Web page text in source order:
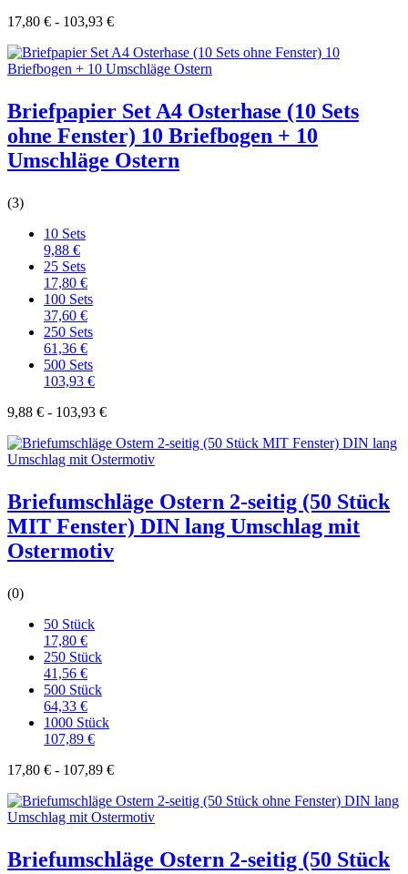
17,80 € - 103,93 €
Briefpapier Set A4 Osterhase (10 Sets
ohne Fenster) 10 Briefbogen + 10
Umschläge Ostern
(3)
10 Sets
9,88 €
25 Sets
17,80 €
100 Sets
37,60 €
250 Sets
61,36 €
500 Sets
103,93 €
9,88 € - 103,93 €
Briefumschläge Ostern 2-seitig (50 Stück
MIT Fenster) DIN lang Umschlag mit
Ostermotiv
(0)
50 Stück
17,80 €
250 Stück
41,56 €
500 Stück
64,33 €
1000 Stück
107,89 €
17,80 € - 107,89 €
Briefumschläge Ostern 2-seitig (50 Stück